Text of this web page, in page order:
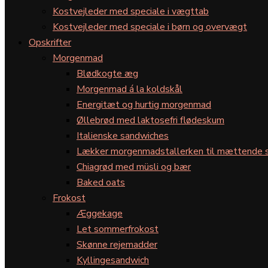
Kostvejleder med speciale i vægttab
Kostvejleder med speciale i børn og overvægt
Opskrifter
Morgenmad
Blødkogte æg
Morgenmad á la koldskål
Energitæt og hurtig morgenmad
Øllebrød med laktosefri flødeskum
Italienske sandwiches
Lækker morgenmadstallerken til mættende
Chiagrød med müsli og bær
Baked oats
Frokost
Æggekage
Let sommerfrokost
Skønne rejemadder
Kyllingesandwich